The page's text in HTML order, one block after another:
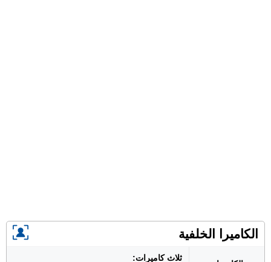
الكاميرا الخلفية
ثلاث كاميرات: